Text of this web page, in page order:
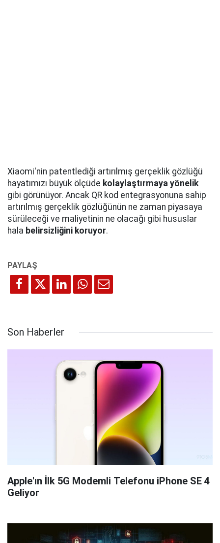
Xiaomi'nin patentlediği artırılmış gerçeklik gözlüğü
hayatımızı büyük ölçüde kolaylaştırmaya yönelik
gibi görünüyor. Ancak QR kod entegrasyonuna sahip
artırılmış gerçeklik gözlüğünün ne zaman piyasaya
sürüleceği ve maliyetinin ne olacağı gibi hususlar
hala belirsizliğini koruyor.
Son Haberler
Apple'ın İlk 5G Modemli Telefonu iPhone SE 4
Geliyor